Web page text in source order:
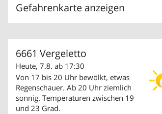
Gefahrenkarte anzeigen
6661 Vergeletto
Heute, 7.8. ab 17:30
Von 17 bis 20 Uhr bewölkt, etwas
Regenschauer. Ab 20 Uhr ziemlich
sonnig. Temperaturen zwischen 19
und 23 Grad.